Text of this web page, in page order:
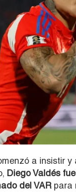
a insistir
Diego Valdés
del VAR para